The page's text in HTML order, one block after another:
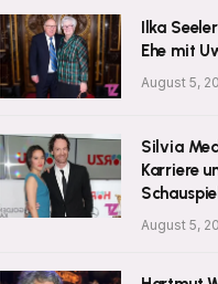
Ilka
Ehe mit
August 5,
Silvia
Karriere
August 5,